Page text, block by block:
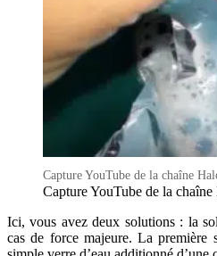
Capture YouTube de la chaîne
Capture YouTube de la chaîne
Ici, vous avez deux solutions : la
cas de force majeure. La première